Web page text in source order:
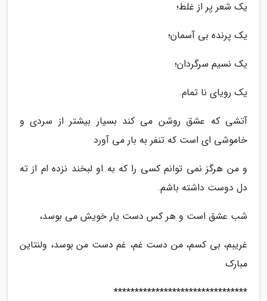
یک شعر پر از غلط؛
یک پرنده بی آسمان؛
یک نسیم سرگردان؛
یک رویای نا تمام.
آتشی که عشق روشن می کند بسیار بیشتر از سردی و
خاموشی ای است که تنفر به بار می آورد
و من هرگز نمی توانم کسی را که به او لبخند نزده ام از ته
دل دوست داشته باشم.
شب عشق است و هر کس دست یار خویش می بوسد،
غریبم، بی کسم، من دست غم، غم دست من بوسد، ولنتاین
مبارک
********************************